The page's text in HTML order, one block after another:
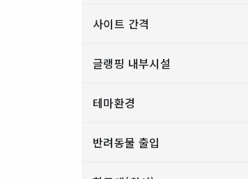
사이트 간격
글랭핑 내부시설
테마환경
반려동물 출입